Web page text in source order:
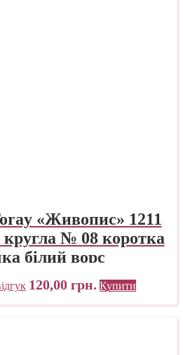
«Живопис» 1211
№ 08 коротка
білий ворс
120,00 грн. Купити